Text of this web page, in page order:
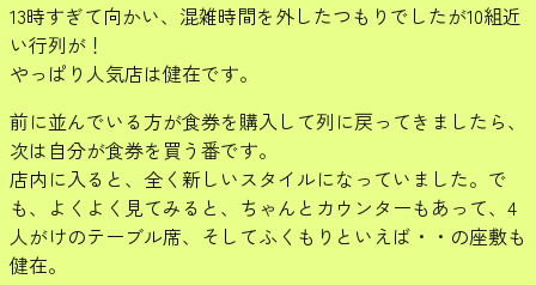
13時すぎて向かい、混雑時間を外したつもりでしたが10組近
い行列が！
やっぱり人気店は健在です。
前に並んでいる方が食券を購入して列に戻ってきましたら、
次は自分が食券を買う番です。
店内に入ると、全く新しいスタイルになっていました。で
も、よくよく見てみると、ちゃんとカウンターもあって、4
人がけのテーブル席、そしてふくもりといえば・・の座敷も
健在。